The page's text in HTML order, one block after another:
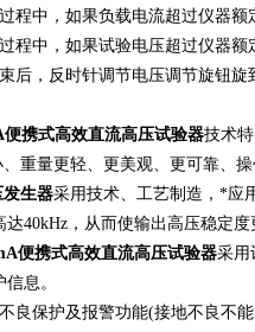
程中，如果负载电流超过仪器额
程中，如果试验电压超过仪器额
后，反时针调节电压调节旋钮旋
携式高效直流高压试验器技术特
、重量更轻、更美观、更可靠、
生器采用技术、工艺制造，*应
达40kHz，从而使输出高压稳定度
便携式高效直流高压试验器采用
息。
良保护及报警功能(接地不良不